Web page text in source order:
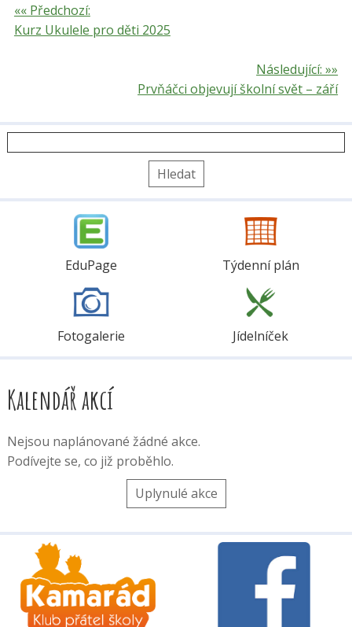
«« Předchozí:
Kurz Ukulele pro děti 2025
Následující: »»
Prvňáčci objevují školní svět – září
EduPage Týdenní plán
Fotogalerie Jídelníček
Kalendář akcí
Nejsou naplánované žádné akce.
Podívejte se, co již proběhlo.
Uplynulé akce